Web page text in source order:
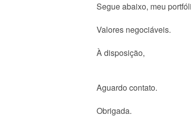
Segue abaixo, meu
Valores negociáveis.
À disposição,
Aguardo contato.
Obrigada.